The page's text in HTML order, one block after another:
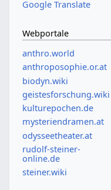
Google Translate
Webportale
anthro.world
anthroposophie.or.at
biodyn.wiki
geistesforschung.wiki
kulturepochen.de
mysteriendramen.at
odysseetheater.at
rudolf-steiner-
online.de
steiner.wiki